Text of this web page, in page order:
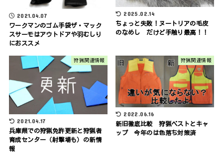
2021.04.07
ワークマンのゴム手袋ザ・マック
スサーモはアウトドアや羽むしり
におススメ
2025.02.14
ちょっと失敗！ヌートリアの毛皮
のなめし だけど手触り最高！！
狩猟関連情報
2021.04.17
兵庫県での狩猟免許更新と狩猟者
育成センター（射撃場も）の新情
報
狩猟関連情報
2022.06.16
新旧徹底比較 狩猟ベストとキャ
ップ 今年のは色落ち対策済